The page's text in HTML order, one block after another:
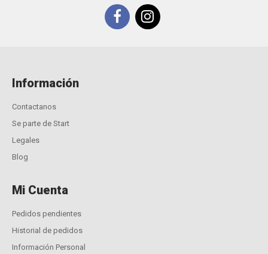
Información
Contactanos
Se parte de Start
Legales
Blog
Mi Cuenta
Pedidos pendientes
Historial de pedidos
Información Personal